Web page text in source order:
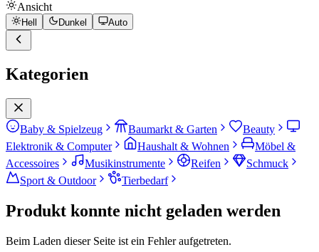
Ansicht
Hell Dunkel Auto
Kategorien
Baby & Spielzeug Baumarkt & Garten
Beauty
Elektronik & Computer
Haushalt & Wohnen
Möbel &
Accessoires
Musikinstrumente Reifen
Schmuck
Sport & Outdoor
Tierbedarf
Produkt konnte nicht geladen werden
Beim Laden dieser Seite ist ein Fehler aufgetreten.